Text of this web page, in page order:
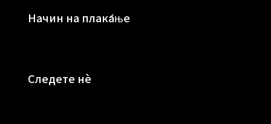
Начин на плаќање
Следете нè